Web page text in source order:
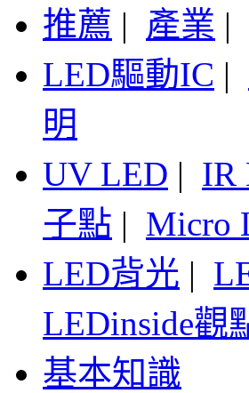
推薦 | 產業 |
LED驅動IC |
明
UV LED | IR
子點 | Micro
LED背光 |
LEDinside觀
基本知識